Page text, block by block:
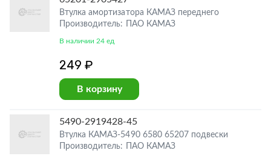
Втулка амортизатора КАМАЗ переднего
Производитель: ПАО КАМАЗ
В наличии 24 ед
249 ₽
В корзину
5490-2919428-45
Втулка КАМАЗ-5490 6580 65207 подвески
Производитель: ПАО КАМАЗ